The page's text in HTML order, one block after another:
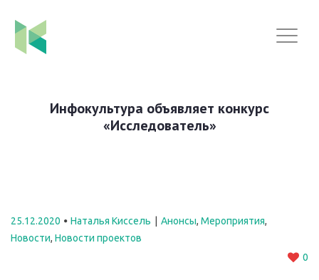
Инфокультура объявляет конкурс
«Исследователь»
25.12.2020 Наталья Киссель Анонсы, Мероприятия,
Новости, Новости проектов
0